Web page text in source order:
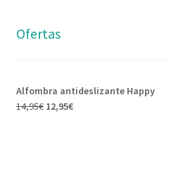
Ofertas
Alfombra antideslizante Happy
14,95€ 12,95€